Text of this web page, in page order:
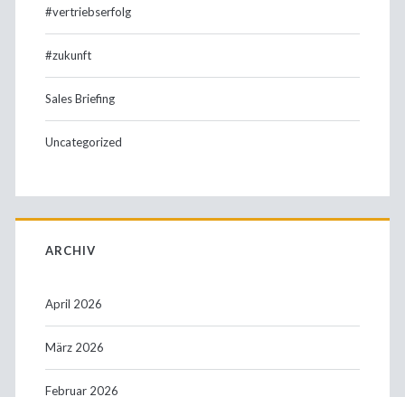
#vertriebserfolg
#zukunft
Sales Briefing
Uncategorized
ARCHIV
April 2026
März 2026
Februar 2026